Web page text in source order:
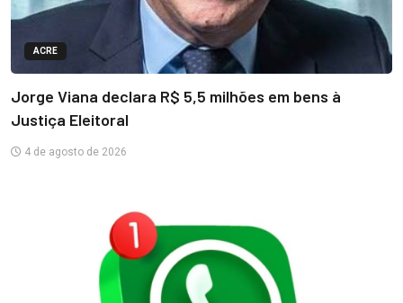
ACRE
Jorge Viana declara R$ 5,5 milhões em bens à
Justiça Eleitoral
4 de agosto de 2026